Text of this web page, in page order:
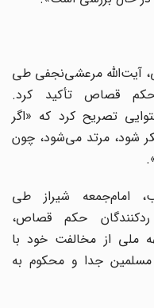
آیت‌الله مرعشی‌نجفی طی
قصاص تأکید کرد.
تصریح کرد که «اگر
شود، مرتد می‌شود، چون
امام‌جمعه شیراز طی
حکم قصاص،
از مخالفت خود با
جدا و محکوم به